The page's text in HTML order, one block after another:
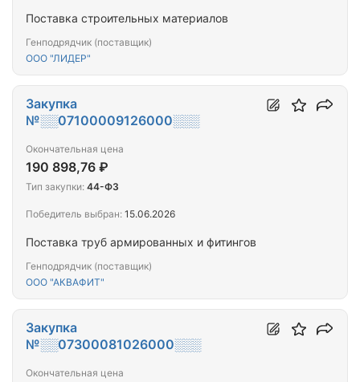
Поставка строительных материалов
Генподрядчик (поставщик)
ООО "ЛИДЕР"
Поставка труб армированных и фитингов
Генподрядчик (поставщик)
ООО "АКВАФИТ"
Закупка
№░░07100009126000░░░
Окончательная цена
190 898,76 ₽
Тип закупки: 44-ФЗ
Победитель выбран: 15.06.2026
Закупка
№░░07300081026000░░░
Окончательная цена